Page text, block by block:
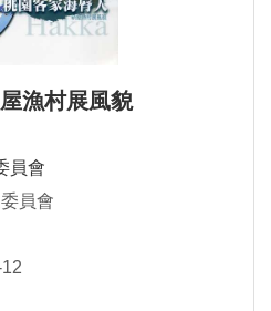
漁村展風貌
員會
員會